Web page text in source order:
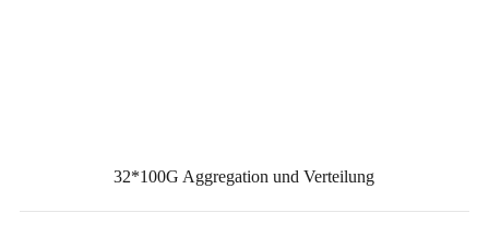
32*100G Aggregation und Verteilung